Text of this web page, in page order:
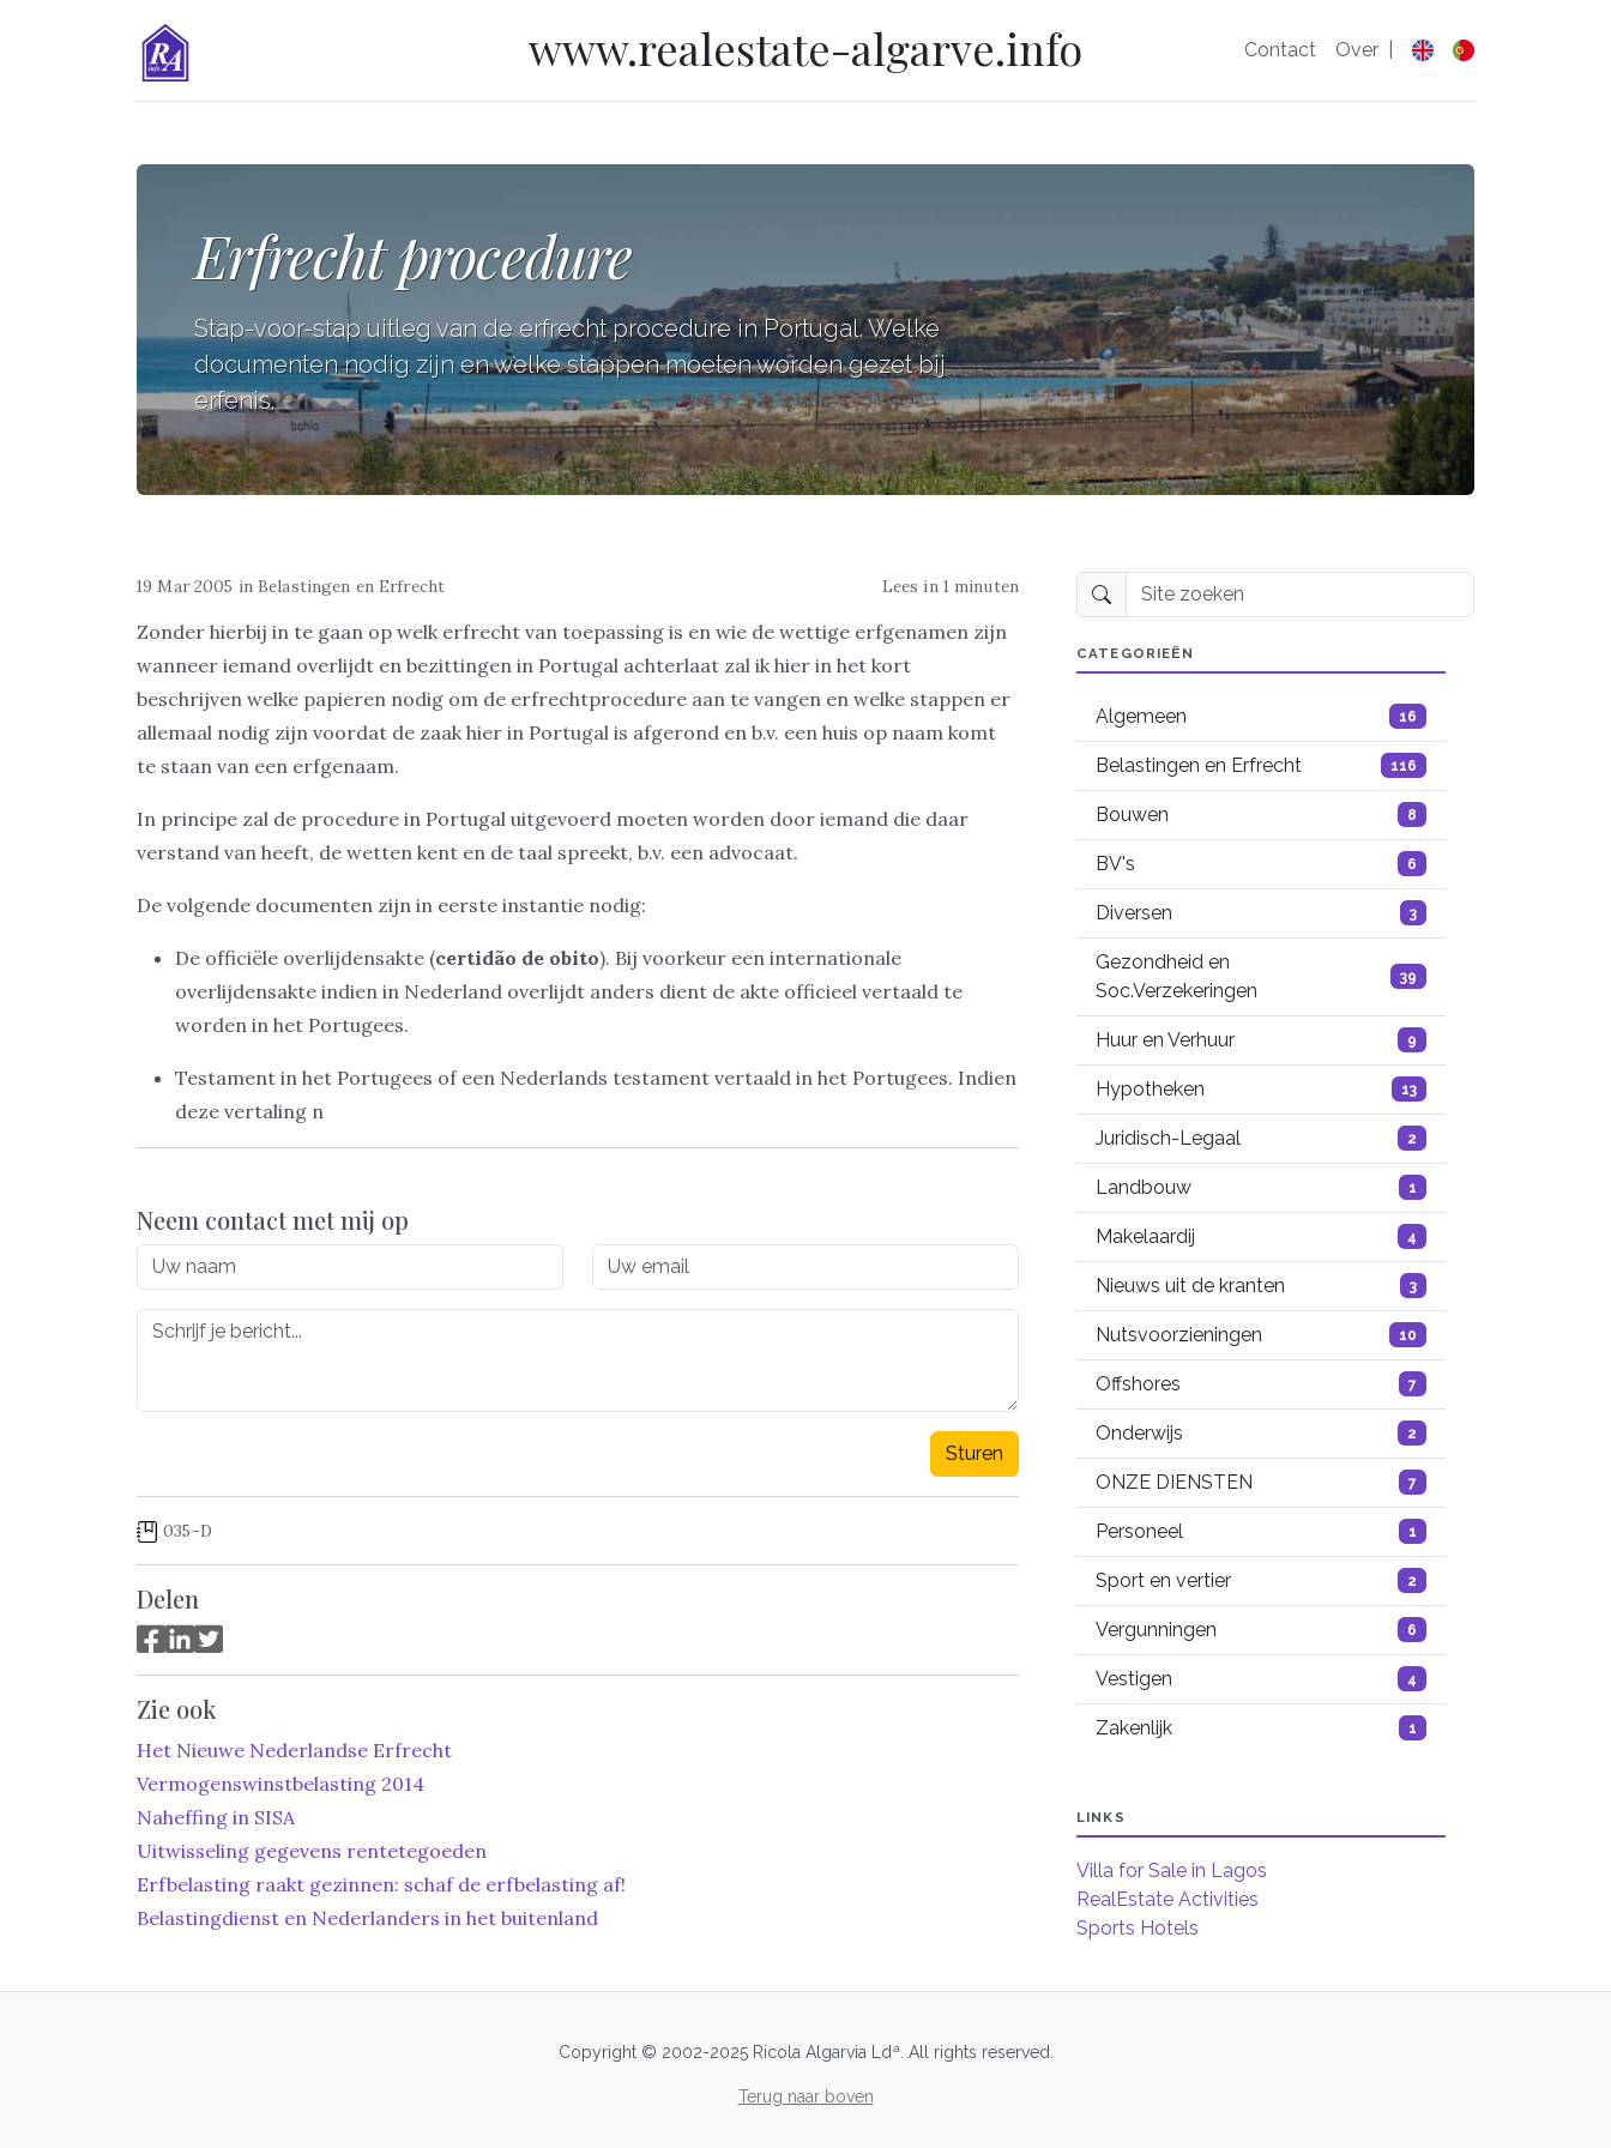
www.realestate-algarve.info Contact Over
Erfrecht procedure
Stap-voor-stap uitleg van de erfrecht procedure in Portugal. Welke
documenten nodig zijn en welke stappen moeten worden gezet bij
erfenis.
19 Mar 2005 in Belastingen en Erfrecht Lees in 1 minuten
Zonder hierbij in te gaan op welk erfrecht van toepassing is en wie de wettige erfgenamen zijn
wanneer iemand overlijdt en bezittingen in Portugal achterlaat zal ik hier in het kort
beschrijven welke papieren nodig om de erfrechtprocedure aan te vangen en welke stappen er
allemaal nodig zijn voordat de zaak hier in Portugal is afgerond en b.v. een huis op naam komt
te staan van een erfgenaam.
In principe zal de procedure in Portugal uitgevoerd moeten worden door iemand die daar
verstand van heeft, de wetten kent en de taal spreekt, b.v. een advocaat.
De volgende documenten zijn in eerste instantie nodig:
De officiële overlijdensakte (certidão de obito). Bij voorkeur een internationale
overlijdensakte indien in Nederland overlijdt anders dient de akte officieel vertaald te
worden in het Portugees.
Testament in het Portugees of een Nederlands testament vertaald in het Portugees. Indien
deze vertaling n
Neem contact met mij op
Sturen
035-D
Delen
Zie ook
Het Nieuwe Nederlandse Erfrecht
Vermogenswinstbelasting 2014
Naheffing in SISA
Uitwisseling gegevens rentetegoeden
Erfbelasting raakt gezinnen: schaf de erfbelasting af!
Belastingdienst en Nederlanders in het buitenland
CATEGORIEËN
Algemeen 16
Belastingen en Erfrecht 116
Bouwen 8
BV's 6
Diversen 3
Gezondheid en
Soc.Verzekeringen
39
Huur en Verhuur 9
Hypotheken 13
Juridisch-Legaal 2
Landbouw 1
Makelaardij 4
Nieuws uit de kranten 3
Nutsvoorzieningen 10
Offshores 7
Onderwijs 2
ONZE DIENSTEN 7
Personeel 1
Sport en vertier 2
Vergunningen 6
Vestigen 4
Zakenlijk 1
LINKS
Villa for Sale in Lagos
RealEstate Activities
Sports Hotels
Copyright © 2002-2025 Ricola Algarvia Ldª. All rights reserved.
Terug naar boven